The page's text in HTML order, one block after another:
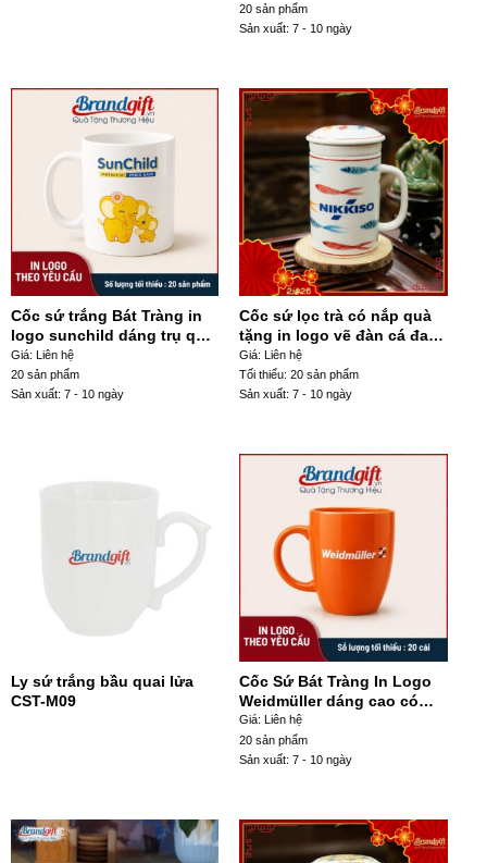
20 sản phẩm
Sản xuất: 7 - 10 ngày
Cốc sứ trắng Bát Tràng in
logo sunchild dáng trụ quai
C CST-M116
Giá: Liên hệ
20 sản phẩm
Sản xuất: 7 - 10 ngày
Cốc sứ lọc trà có nắp quà
tặng in logo vẽ đàn cá đa
sắc 300ml CST-M102
Giá: Liên hệ
Tối thiểu: 20 sản phẩm
Sản xuất: 7 - 10 ngày
Ly sứ trắng bầu quai lửa
CST-M09
Cốc Sứ Bát Tràng In Logo
Weidmüller dáng cao có
quai In Decan CST- M111
Giá: Liên hệ
20 sản phẩm
Sản xuất: 7 - 10 ngày